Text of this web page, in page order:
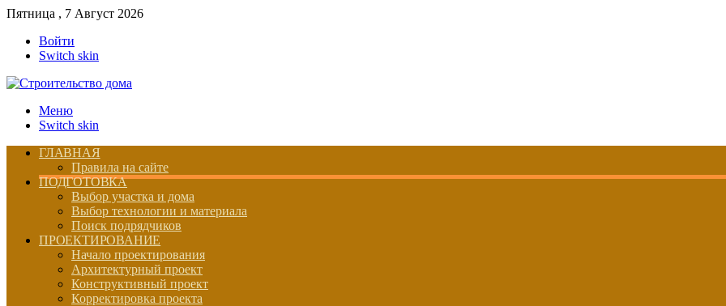
Пятница , 7 Август 2026
Войти
Switch skin
Меню
Switch skin
ГЛАВНАЯ
Правила на сайте
ПОДГОТОВКА
Выбор участка и дома
Выбор технологии и материала
Поиск подрядчиков
ПРОЕКТИРОВАНИЕ
Начало проектирования
Архитектурный проект
Конструктивный проект
Корректировка проекта